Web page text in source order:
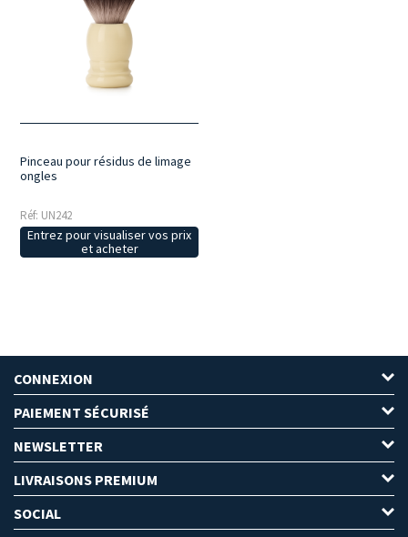
Pinceau pour résidus de limage
ongles
Réf: UN242
Entrez pour visualiser vos prix
et acheter
CONNEXION
PAIEMENT SÉCURISÉ
NEWSLETTER
LIVRAISONS PREMIUM
SOCIAL